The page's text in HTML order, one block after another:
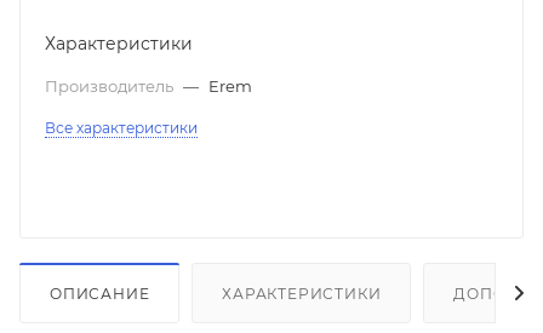
Характеристики
Производитель — Erem
Все характеристики
ОПИСАНИЕ ХАРАКТЕРИСТИКИ